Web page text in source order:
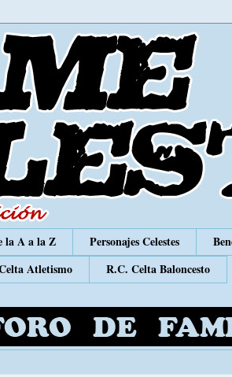
la A a la Z Personajes Celestes
Atletismo R.C. Celta Baloncesto